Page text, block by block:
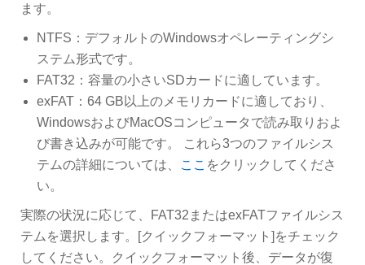
ます。
NTFS：デフォルトのWindowsオペレーティングシ
ステム形式です。
FAT32：容量の小さいSDカードに適しています。
exFAT：64 GB以上のメモリカードに適しており、
WindowsおよびMacOSコンピュータで読み取りおよ
び書き込みが可能です。 これら3つのファイルシス
テムの詳細については、
ここ をクリックしてくださ
い。
実際の状況に応じて、FAT32またはexFATファイルシス
テムを選択します。[クイックフォーマット]をチェック
してください。クイックフォーマット後、データが復